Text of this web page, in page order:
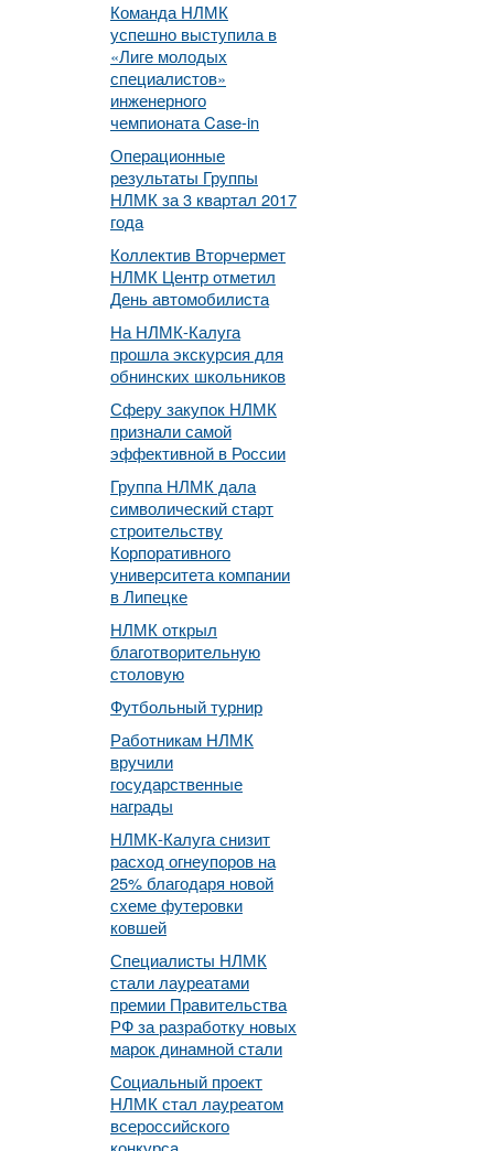
Команда НЛМК
успешно выступила в
«Лиге молодых
специалистов»
инженерного
чемпионата Case-in
Операционные
результаты Группы
НЛМК за 3 квартал 2017
года
Коллектив Вторчермет
НЛМК Центр отметил
День автомобилиста
На НЛМК-Калуга
прошла экскурсия для
обнинских школьников
Сферу закупок НЛМК
признали самой
эффективной в России
Группа НЛМК дала
символический старт
строительству
Корпоративного
университета компании
в Липецке
НЛМК открыл
благотворительную
столовую
Футбольный турнир
Работникам НЛМК
вручили
государственные
награды
НЛМК-Калуга снизит
расход огнеупоров на
25% благодаря новой
схеме футеровки
ковшей
Специалисты НЛМК
стали лауреатами
премии Правительства
РФ за разработку новых
марок динамной стали
Социальный проект
НЛМК стал лауреатом
всероссийского